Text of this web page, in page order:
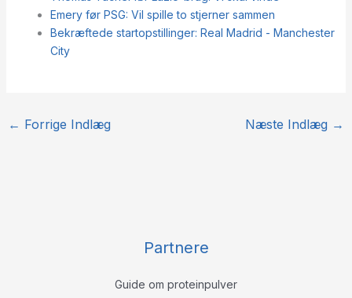
Emery før PSG: Vil spille to stjerner sammen
Bekræftede startopstillinger: Real Madrid - Manchester
City
← Forrige Indlæg Næste Indlæg →
Partnere
Guide om proteinpulver